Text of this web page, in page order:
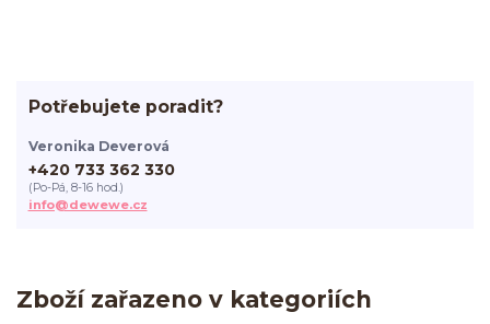
Zboží zařazeno v kategoriích
Potřebujete poradit?
Veronika Deverová
+420 733 362 330
(Po-Pá, 8-16 hod.)
info@dewewe.cz